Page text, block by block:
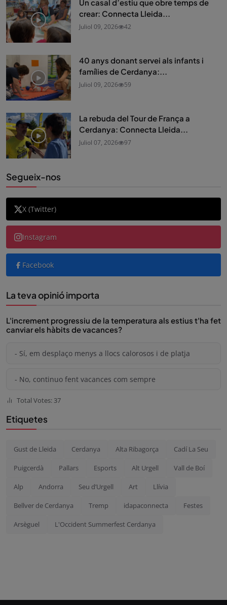
Un casal d’estiu que obre temps de
crear: Connecta Lleida...
Juliol 09, 2026 42
40 anys donant servei als infants i
famílies de Cerdanya:...
Juliol 09, 2026 59
La rebuda del Tour de França a
Cerdanya: Connecta Lleida...
Juliol 07, 2026 97
Segueix-nos
X (Twitter)
Instagram
Facebook
La teva opinió importa
L'increment progressiu de la temperatura als estius t'ha fet
canviar els hàbits de vacances?
- Sí, em desplaço menys a llocs calorosos i de platja
- No, continuo fent vacances com sempre
Total Votes: 37
Etiquetes
Gust de Lleida Cerdanya Alta Ribagorça Cadí La Seu
Puigcerdà Pallars Esports Alt Urgell Vall de Boí
Alp Andorra Seu d’Urgell Art Llívia
Bellver de Cerdanya Tremp idapaconnecta Festes
Arsèguel L'Occident Summerfest Cerdanya